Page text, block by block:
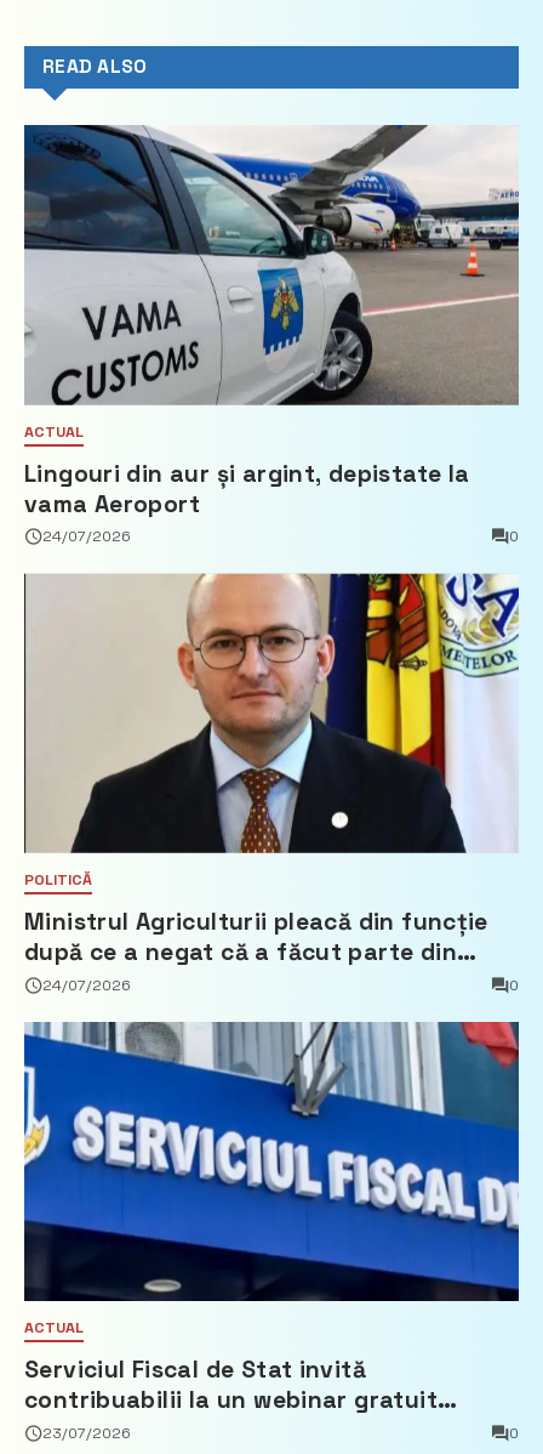
READ ALSO
ACTUAL
Lingouri din aur și argint, depistate la
vama Aeroport
24/07/2026 0
POLITICĂ
Ministrul Agriculturii pleacă din funcție
după ce a negat că a făcut parte din
Partidul Democrat
24/07/2026 0
ACTUAL
Serviciul Fiscal de Stat invită
contribuabilii la un webinar gratuit
privind calculul impozitului pe bunurile
23/07/2026 0